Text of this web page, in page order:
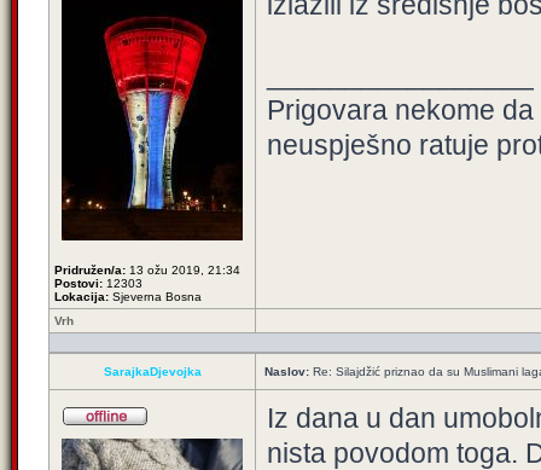
Pridružen/a: 13 ožu 2019, 21:34
Postovi: 12303
Lokacija: Sjeverna Bosna
Prigovara nekome
neuspješno ratuje
Vrh
SarajkaDjevojka Naslov: Re: Silajdžić priznao da su Muslimani
Iz dana u dan
nista povodom toga.